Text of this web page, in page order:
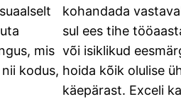
mis
kodus,
kohandada
sul ees tihe
või isiklikud
hoida kõik olulise
käepärast. Exceli